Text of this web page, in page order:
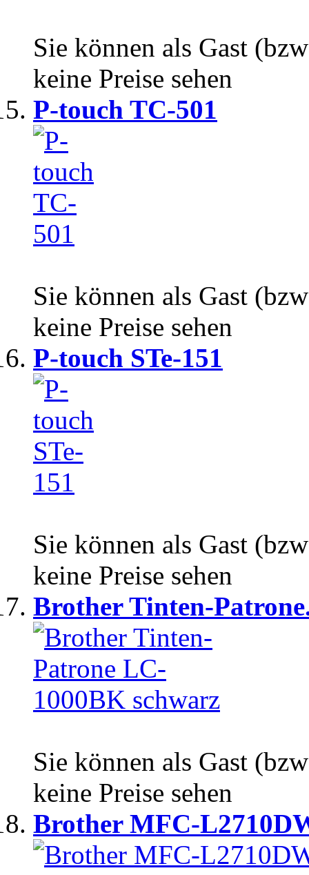
Sie können als Gast
keine Preise sehen
P-touch TC-501
Sie können als Gast
keine Preise sehen
P-touch STe-151
Sie können als Gast
keine Preise sehen
Brother Tinten-
Sie können als Gast
keine Preise sehen
Brother MFC-